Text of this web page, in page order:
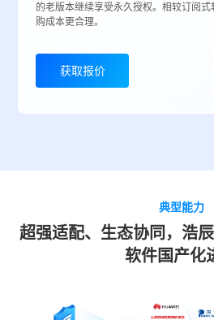
的老版本继续享受永久授权。相较订阅
购成本更合理。
获取报价
典型能力
超强适配、生态协同，浩
软件国产化